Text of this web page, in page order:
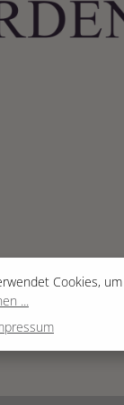
Cookies,
...